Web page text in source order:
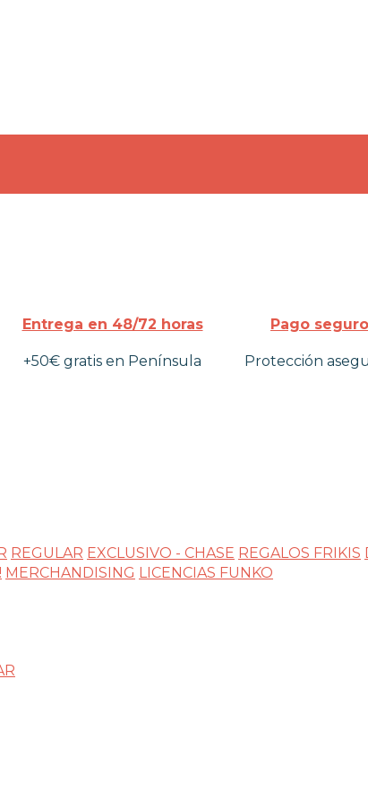
Entrega en 48/72 horas Pago seguro
+50€ gratis en Península Protección
REGULAR EXCLUSIVO - CHASE REGALOS FRIKIS
MERCHANDISING LICENCIAS FUNKO